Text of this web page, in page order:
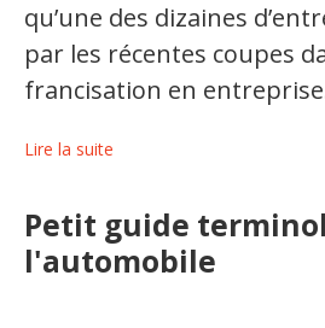
Vidéos
Revue de presse
Langue du travail
Francisation de l'Administration
Recueil de bonnes pratiques
qu’une des dizaines
par les récentes coupes
francisation en
Lire la suite
Petit guide
l'automobile